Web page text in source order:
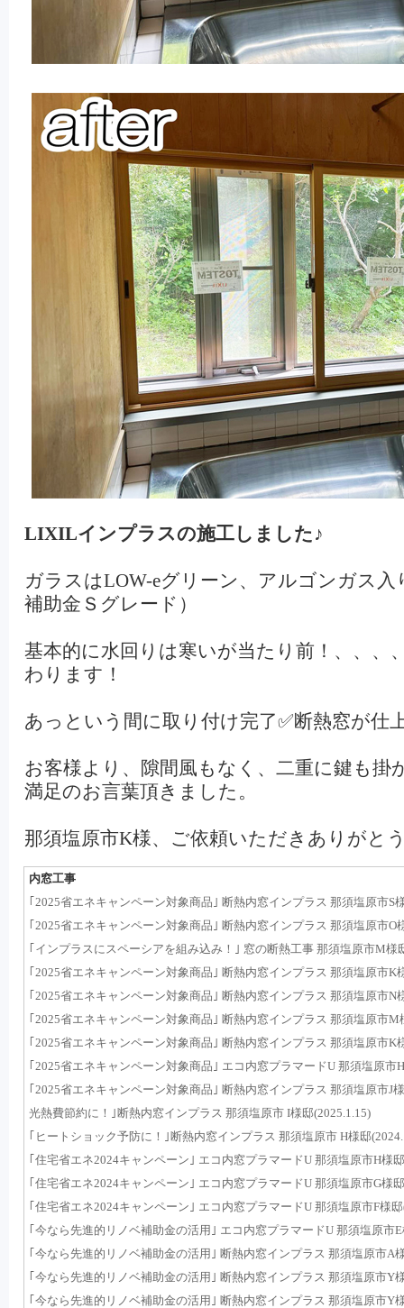
LIXILインプラスの施工しました♪
ガラスはLOW-eグリーン、アルゴンガス入
補助金Ｓグレード）
基本的に水回りは寒いが当たり前！、、、
わります！
あっという間に取り付け完了✅断熱窓が仕
お客様より、隙間風もなく、二重に鍵も掛
満足のお言葉頂きました。
那須塩原市K様、ご依頼いただきありがと
内窓工事
｢2025省エネキャンペーン対象商品｣ 断熱内窓インプラス 那須塩原市S
｢2025省エネキャンペーン対象商品｣ 断熱内窓インプラス 那須塩原市O
｢インプラスにスペーシアを組み込み！｣ 窓の断熱工事 那須塩原市M様
｢2025省エネキャンペーン対象商品｣ 断熱内窓インプラス 那須塩原市K
｢2025省エネキャンペーン対象商品｣ 断熱内窓インプラス 那須塩原市N
｢2025省エネキャンペーン対象商品｣ 断熱内窓インプラス 那須塩原市M
｢2025省エネキャンペーン対象商品｣ 断熱内窓インプラス 那須塩原市K
｢2025省エネキャンペーン対象商品｣ エコ内窓プラマードU 那須塩原市
｢2025省エネキャンペーン対象商品｣ 断熱内窓インプラス 那須塩原市J
光熱費節約に！｣断熱内窓インプラス 那須塩原市 I様邸(2025.1.15)
｢ヒートショック予防に！｣断熱内窓インプラス 那須塩原市 H様邸
｢住宅省エネ2024キャンペーン｣ エコ内窓プラマードU 那須塩原市H様
｢住宅省エネ2024キャンペーン｣ エコ内窓プラマードU 那須塩原市G様
｢住宅省エネ2024キャンペーン｣ エコ内窓プラマードU 那須塩原市F様
｢今なら先進的リノベ補助金の活用｣ エコ内窓プラマードU 那須塩原市
｢今なら先進的リノベ補助金の活用｣ 断熱内窓インプラス 那須塩原市A
｢今なら先進的リノベ補助金の活用｣ 断熱内窓インプラス 那須塩原市Y
｢今なら先進的リノベ補助金の活用｣ 断熱内窓インプラス 那須塩原市Y